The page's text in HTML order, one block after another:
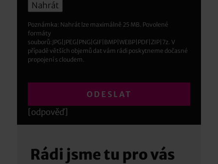
Poznámka: Nahrát lze maximálně 25 MB. Povolené
formáty
souborů:JPG|JPEG|PNG|GIF|BMP|WEBP|PDF|ZIP|7z. V
případě větších objemů dat vám rádi poskytneme dočasné
propojení s cloudem.
[odpověď]
Rádi jsme tu pro vás